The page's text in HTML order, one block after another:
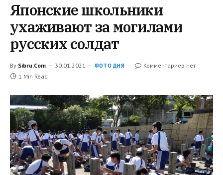
Японские школьники
ухаживают за могилами
русских солдат
By Sibru.Com 30.01.2021 ФОТО ДНЯ
Комментариев нет
1 Min Read